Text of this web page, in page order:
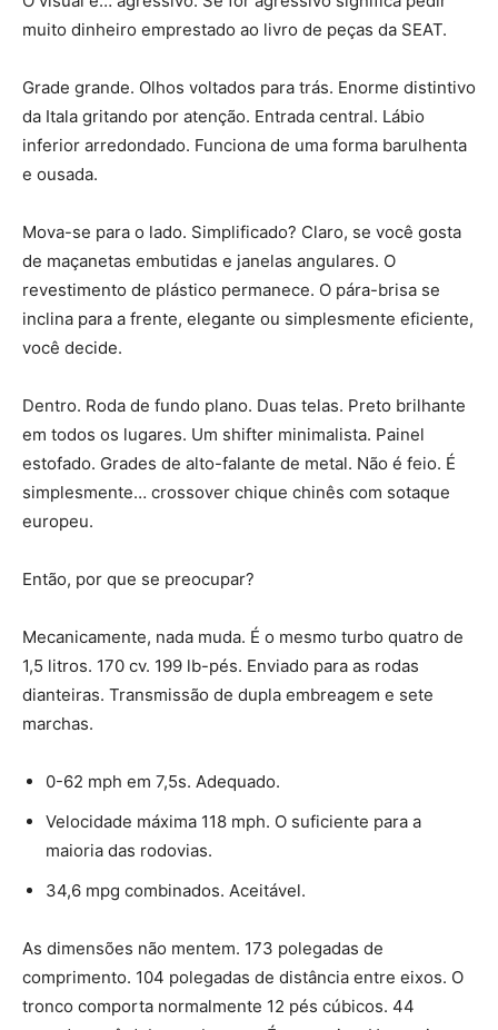
muito dinheiro emprestado ao livro de peças da SEAT.
Grade grande. Olhos voltados para trás. Enorme distintivo
da Itala gritando por atenção. Entrada central. Lábio
inferior arredondado. Funciona de uma forma barulhenta
e ousada.
Mova-se para o lado. Simplificado? Claro, se você gosta
de maçanetas embutidas e janelas angulares. O
revestimento de plástico permanece. O pára-brisa se
inclina para a frente, elegante ou simplesmente eficiente,
você decide.
Dentro. Roda de fundo plano. Duas telas. Preto brilhante
em todos os lugares. Um shifter minimalista. Painel
estofado. Grades de alto-falante de metal. Não é feio. É
simplesmente… crossover chique chinês com sotaque
europeu.
Então, por que se preocupar?
Mecanicamente, nada muda. É o mesmo turbo quatro de
1,5 litros. 170 cv. 199 lb-pés. Enviado para as rodas
dianteiras. Transmissão de dupla embreagem e sete
marchas.
0-62 mph em 7,5s. Adequado.
Velocidade máxima 118 mph. O suficiente para a
maioria das rodovias.
34,6 mpg combinados. Aceitável.
As dimensões não mentem. 173 polegadas de
comprimento. 104 polegadas de distância entre eixos. O
tronco comporta normalmente 12 pés cúbicos. 44